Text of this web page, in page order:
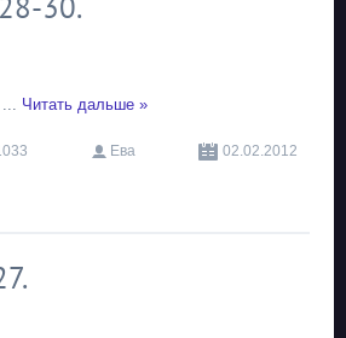
... Читать дальше »
Ева
02.02.2012